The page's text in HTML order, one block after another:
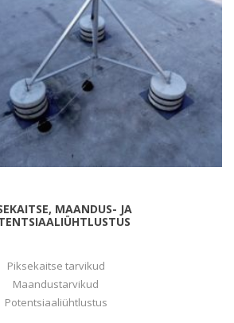
MAANDUS- JA
Piksekaitse tarvikud
Maandustarvikud
Potentsiaaliühtlustus